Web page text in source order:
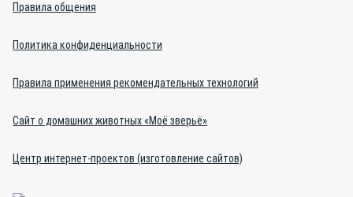
Правила общения
Политика конфиденциальности
Правила применения рекомендательных технологий
Сайт о домашних животных «Моё зверьё»
Центр интернет-проектов (изготовление сайтов)